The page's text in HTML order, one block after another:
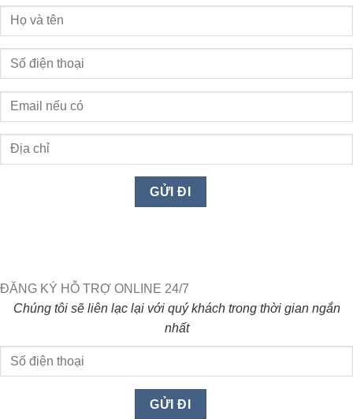
ĐĂNG KÝ HỖ TRỢ ONLINE 24/7
Chúng tôi sẽ liên lạc lại với quý khách trong thời gian ngắn
nhất